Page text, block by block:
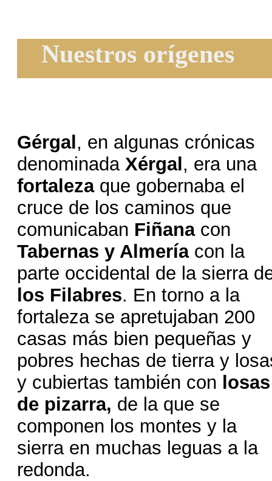
Nuestros orígenes
Gérgal , en algunas crónicas
denominada Xérgal , era una
fortalezaque gobernaba el
cruce de los caminos que
comunicaban Fiñana con
Tabernas y Almeríacon la
parte occidental de la sierra
los Filabres. En torno a la
fortaleza se apretujaban 200
casas más bien pequeñas y
pobres hechas de tierra y
y cubiertas también con losas
de pizarra, de la que se
componen los montes y la
sierra en muchas leguas a la
redonda.